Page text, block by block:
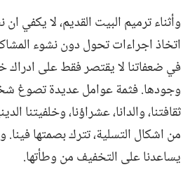
وأثناء ترميم البيت القديم،‏ لا يكفي
اتخاذ اجراءات تحول دون نشوء
في ضعفاتنا لا يقتصر فقط على ادراك
وجودها.‏ فثمة عوامل عديدة تصوغ
ثقافتنا،‏ والدانا،‏ عشراؤنا،‏ وخلفيتنا
من اشكال التسلية،‏ تترك بصمتها فينا.‏
يساعدنا على التخفيف من وطأتها.‏